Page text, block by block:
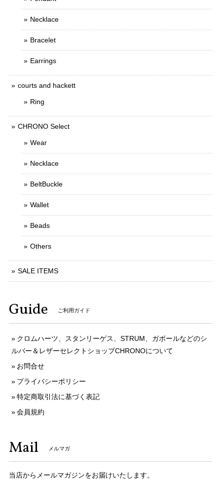
Necklace
Bracelet
Earrings
courts and hackett
Ring
CHRONO Select
Wear
Necklace
BeltBuckle
Wallet
Beads
Others
SALE ITEMS
Guide ご利用ガイド
クロムハーツ、スタンリーゲス、STRUM、ガボールなどのシ
ルバー＆レザーセレクトショップCHRONOについて
お問合せ
プライバシーポリシー
特定商取引法に基づく表記
会員規約
Mail メルマガ
当店からメールマガジンをお届けいたします。